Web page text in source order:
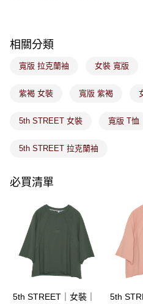
【注意事項】
易，需依本服務之必要範圍內提供個
２．關於個人資料處理事宜，請瀏覽以
「AFTEE先享後付」，若未經同意申
４．使用「AFTEE先享後付」時，將
５．嚴禁一人註冊多個帳號或使用他人
7-11取貨付款
免運費
免運費
宅配
免運費
相關分類
寬版 拉克蘭袖 女裝 寬版
紫褐 女裝 寬版 紫褐
5th STREET 女裝 寬版 T恤
5th STREET 拉克蘭袖
必買清單
5th STREET｜女裝｜
5th